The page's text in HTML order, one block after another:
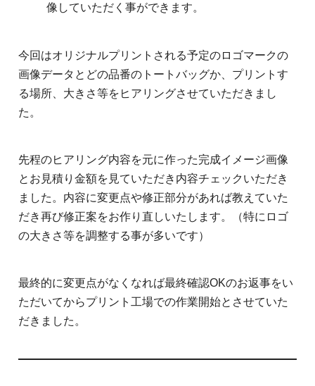
像していただく事ができます。
今回はオリジナルプリントされる予定のロゴマークの
画像データとどの品番のトートバッグか、プリントす
る場所、大きさ等をヒアリングさせていただきまし
た。
先程のヒアリング内容を元に作った完成イメージ画像
とお見積り金額を見ていただき内容チェックいただき
ました。内容に変更点や修正部分があれば教えていた
だき再び修正案をお作り直しいたします。（特にロゴ
の大きさ等を調整する事が多いです）
最終的に変更点がなくなれば最終確認OKのお返事をい
ただいてからプリント工場での作業開始とさせていた
だきました。